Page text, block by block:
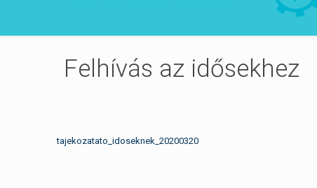
Felhívás az idősekhez
tajekozatato_idoseknek_20200320